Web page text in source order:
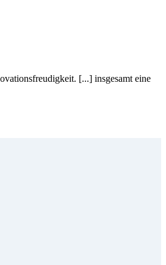
[...] insgesamt eine